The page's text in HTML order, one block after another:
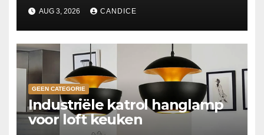
AUG 3, 2026 CANDICE
GEEN CATEGORIE
Industriële katrol hanglamp
voor loft keuken